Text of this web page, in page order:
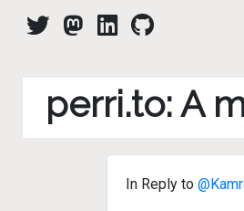
perri.to: A
In Reply to